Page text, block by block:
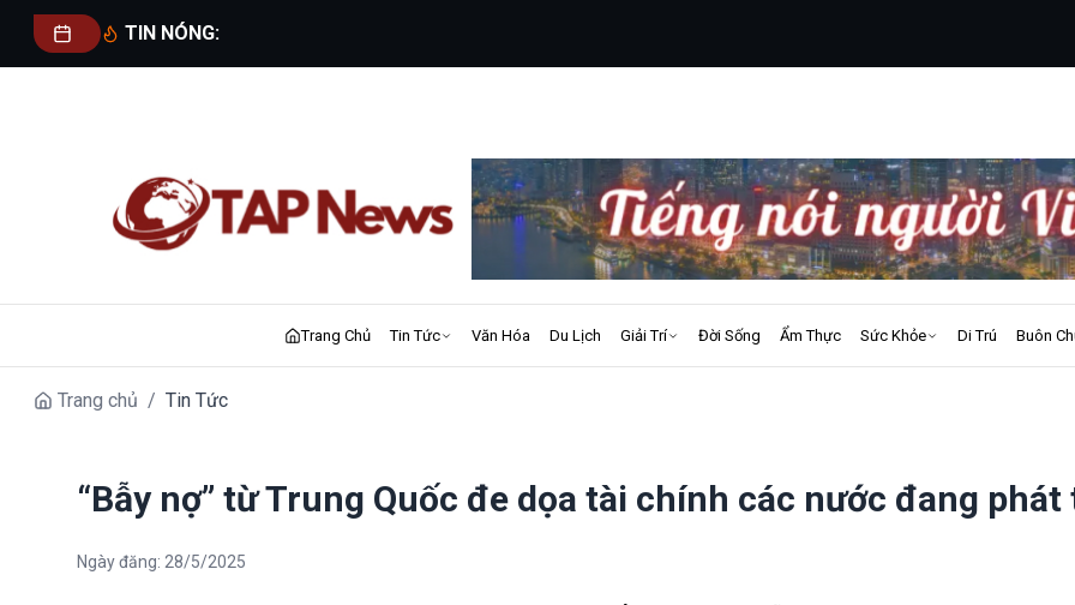
TIN NÓNG:
Trang Chủ Tin Tức Văn Hóa Du Lịch Giải Trí Đời Sống Ẩm Thực Sức Khỏe Di Trú Buôn
Trang chủ / Tin Tức
“Bẫy nợ” từ Trung Quốc đe dọa tài chính các nước đang phát
Ngày đăng: 28/5/2025